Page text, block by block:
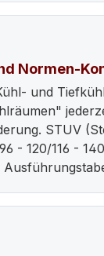
Normen-
und
STUV
- 120/116 -